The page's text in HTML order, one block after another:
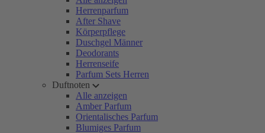
Herrenparfum
After Shave
Körperpflege
Duschgel Männer
Deodorants
Herrenseife
Parfum Sets Herren
Duftnoten
Alle anzeigen
Amber Parfum
Orientalisches Parfum
Blumiges Parfum